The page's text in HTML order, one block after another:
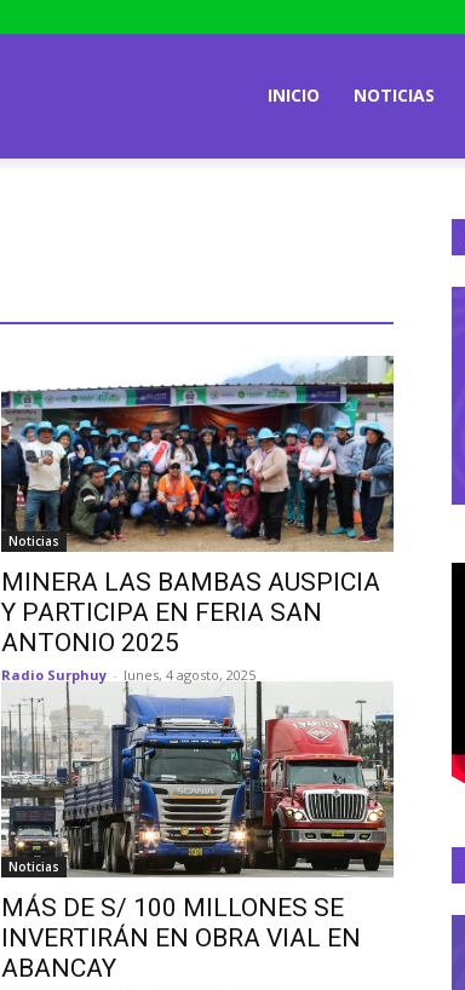
INICIO NOTICIAS
Noticias
MINERA LAS BAMBAS AUSPICIA
Y PARTICIPA EN FERIA SAN
ANTONIO 2025
Radio Surphuy - lunes, 4 agosto, 2025
Noticias
MÁS DE S/ 100 MILLONES SE
INVERTIRÁN EN OBRA VIAL EN
ABANCAY